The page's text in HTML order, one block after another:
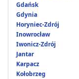
Gdańsk
Gdynia
Horyniec-Zdrój
Inowrocław
Iwonicz-Zdrój
Jantar
Karpacz
Kołobrzeg